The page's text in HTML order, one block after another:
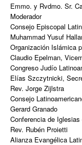
Emmo. y Rvdmo. Sr.
Moderador
Consejo Episcopal
Muhammad Yusuf
Organización Islámica
Claudio Epelman,
Congreso Judío
Elías Szczytnicki,
Rev. Jorge Zijlstra
Consejo
Gerard Granado
Conferencia de Iglesias
Rev. Rubén Proietti
Alianza Evangélica